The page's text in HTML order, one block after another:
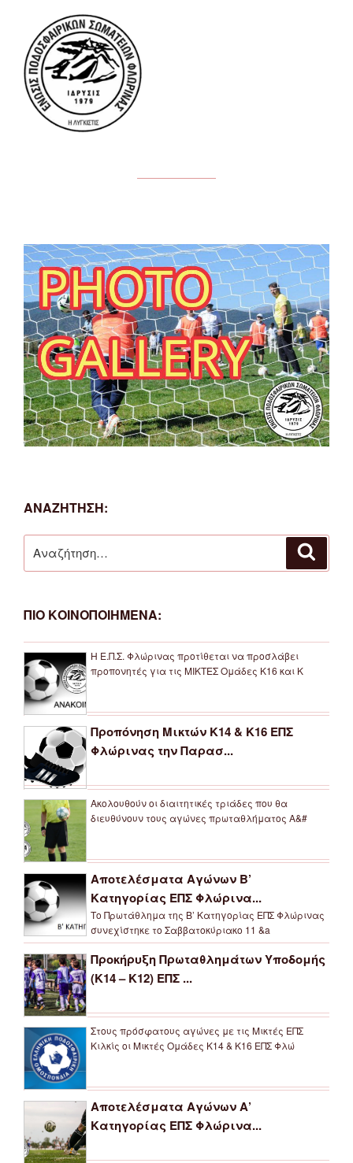
ΑΝΑΖΗΤΗΣΗ:
για:
ΠΙΟ ΚΟΙΝΟΠΟΙΗΜΕΝΑ:
Η Ε.Π.Σ. Φλώρινας προτίθεται να προσλάβει
προπονητές για τις ΜΙΚΤΕΣ Ομάδες Κ16 και Κ
Προπόνηση Μικτών Κ14 & Κ16 ΕΠΣ
Φλώρινας την Παρασ...
Ακολουθούν οι διαιτητικές τριάδες που θα
διευθύνουν τους αγώνες πρωταθλήματος Α&#
Αποτελέσματα Αγώνων Β’
Κατηγορίας ΕΠΣ Φλώρινα...
Το Πρωτάθλημα της Β’ Κατηγορίας ΕΠΣ Φλώρινας
συνεχίστηκε το Σαββατοκύριακο 11 &a
Προκήρυξη Πρωταθλημάτων Υποδομής
(Κ14 – Κ12) ΕΠΣ ...
Στους πρόσφατους αγώνες με τις Μικτές ΕΠΣ
Κιλκίς οι Μικτές Ομάδες Κ14 & Κ16 ΕΠΣ Φλώ
Αποτελέσματα Αγώνων Α’
Κατηγορίας ΕΠΣ Φλώρινα...